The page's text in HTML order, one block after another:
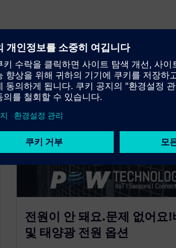
전원이 안 돼요.문제 없어요!
및 태양광 전원 옵션